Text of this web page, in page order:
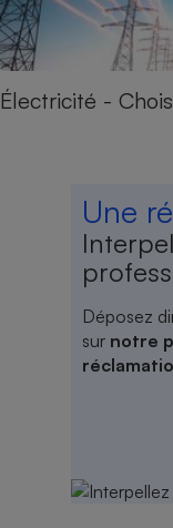
Électricité -
Une
Déposez
sur notre